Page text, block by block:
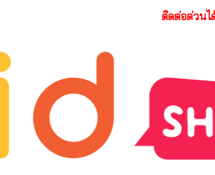
ติดต่อด่วน